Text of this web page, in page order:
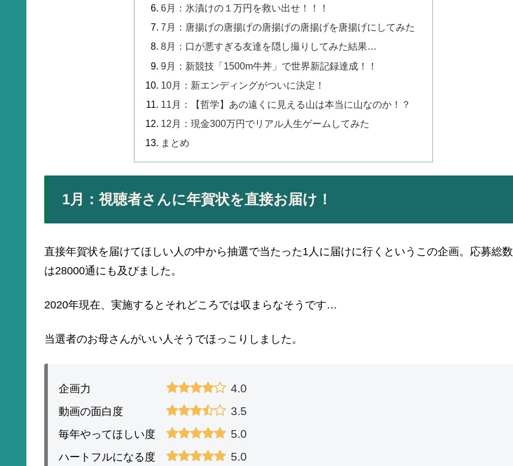
6月：氷漬けの１万円を救い出せ！！！
7月：唐揚げの唐揚げの唐揚げの唐揚げを唐揚げにしてみた
8月：口が悪すぎる友達を隠し撮りしてみた結果…
9月：新競技「1500m牛丼」で世界新記録達成！！
10月：新エンディングがついに決定！
11月：【哲学】あの遠くに見える山は本当に山なのか！？
12月：現金300万円でリアル人生ゲームしてみた
まとめ
1月：視聴者さんに年賀状を直接お届け！
直接年賀状を届けてほしい人の中から抽選で当たった1人に届けに行くというこの企画。応募総数
は28000通にも及びました。
2020年現在、実施するとそれどころでは収まらなそうです…
当選者のお母さんがいい人そうでほっこりしました。
企画力 4.0
動画の面白度 3.5
毎年やってほしい度 5.0
ハートフルになる度 5.0